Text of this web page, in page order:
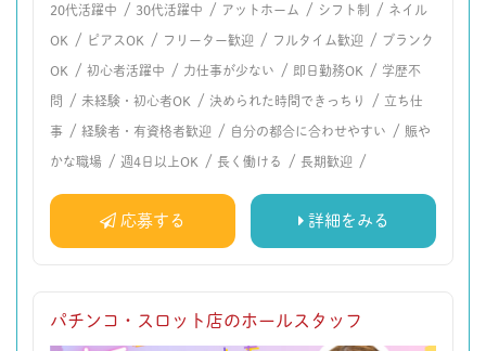
20代活躍中 / 30代活躍中 / アットホーム / シフト制 / ネイル
OK / ピアスOK / フリーター歓迎 / フルタイム歓迎 / ブランク
OK / 初心者活躍中 / 力仕事が少ない / 即日勤務OK / 学歴不
問 / 未経験・初心者OK / 決められた時間できっちり / 立ち仕
事 / 経験者・有資格者歓迎 / 自分の都合に合わせやすい / 賑や
かな職場 / 週4日以上OK / 長く働ける / 長期歓迎 /
応募する 詳細をみる
パチンコ・スロット店のホールスタッフ